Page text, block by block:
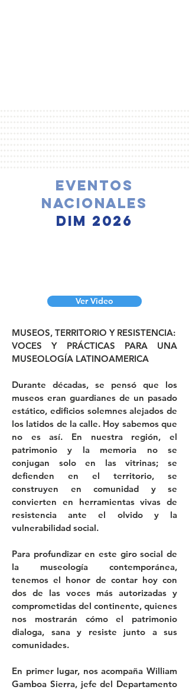
Eventos
NACIONALES
dim 2026
Ver Video
MUSEOS, TERRITORIO Y RESISTENCIA:
VOCES Y PRÁCTICAS PARA UNA
MUSEOLOGÍA LATINOAMERICA
Durante décadas, se pensó que los
museos eran guardianes de un pasado
estático, edificios solemnes alejados de
los latidos de la calle. Hoy sabemos que
no es así. En nuestra región, el
patrimonio y la memoria no se
conjugan solo en las vitrinas; se
defienden en el territorio, se
construyen en comunidad y se
convierten en herramientas vivas de
resistencia ante el olvido y la
vulnerabilidad social.
Para profundizar en este giro social de
la museología contemporánea,
tenemos el honor de contar hoy con
dos de las voces más autorizadas y
comprometidas del continente, quienes
nos mostrarán cómo el patrimonio
dialoga, sana y resiste junto a sus
comunidades.
En primer lugar, nos acompaña William
Gamboa Sierra, jefe del Departamento